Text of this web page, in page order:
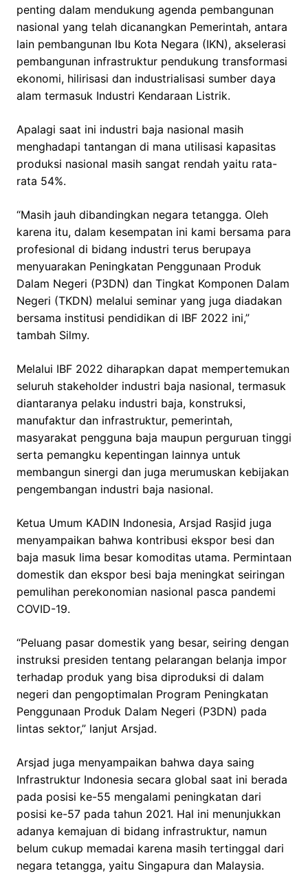
penting dalam mendukung agenda pembangunan
nasional yang telah dicanangkan Pemerintah, antara
lain pembangunan Ibu Kota Negara (IKN), akselerasi
pembangunan infrastruktur pendukung transformasi
ekonomi, hilirisasi dan industrialisasi sumber daya
alam termasuk Industri Kendaraan Listrik.
Apalagi saat ini industri baja nasional masih
menghadapi tantangan di mana utilisasi kapasitas
produksi nasional masih sangat rendah yaitu rata-
rata 54%.
“Masih jauh dibandingkan negara tetangga. Oleh
karena itu, dalam kesempatan ini kami bersama para
profesional di bidang industri terus berupaya
menyuarakan Peningkatan Penggunaan Produk
Dalam Negeri (P3DN) dan Tingkat Komponen Dalam
Negeri (TKDN) melalui seminar yang juga diadakan
bersama institusi pendidikan di IBF 2022 ini,”
tambah Silmy.
Melalui IBF 2022 diharapkan dapat mempertemukan
seluruh stakeholder industri baja nasional, termasuk
diantaranya pelaku industri baja, konstruksi,
manufaktur dan infrastruktur, pemerintah,
masyarakat pengguna baja maupun perguruan tinggi
serta pemangku kepentingan lainnya untuk
membangun sinergi dan juga merumuskan kebijakan
pengembangan industri baja nasional.
Ketua Umum KADIN Indonesia, Arsjad Rasjid juga
menyampaikan bahwa kontribusi ekspor besi dan
baja masuk lima besar komoditas utama. Permintaan
domestik dan ekspor besi baja meningkat seiringan
pemulihan perekonomian nasional pasca pandemi
COVID-19.
“Peluang pasar domestik yang besar, seiring dengan
instruksi presiden tentang pelarangan belanja impor
terhadap produk yang bisa diproduksi di dalam
negeri dan pengoptimalan Program Peningkatan
Penggunaan Produk Dalam Negeri (P3DN) pada
lintas sektor,” lanjut Arsjad.
Arsjad juga menyampaikan bahwa daya saing
Infrastruktur Indonesia secara global saat ini berada
pada posisi ke-55 mengalami peningkatan dari
posisi ke-57 pada tahun 2021. Hal ini menunjukkan
adanya kemajuan di bidang infrastruktur, namun
belum cukup memadai karena masih tertinggal dari
negara tetangga, yaitu Singapura dan Malaysia.